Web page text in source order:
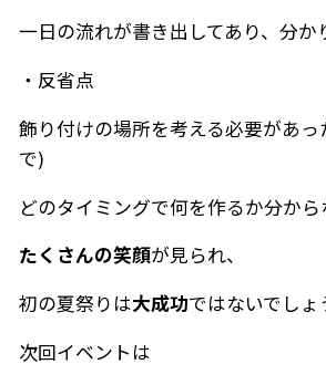
一日の流れが書き出してあり、分か
・反省点
飾り付けの場所を考える必要があ
で)
どのタイミングで何を作るか分から
たくさんの笑顔が見られ、
初の夏祭りは大成功ではないでしょ
次回イベントは